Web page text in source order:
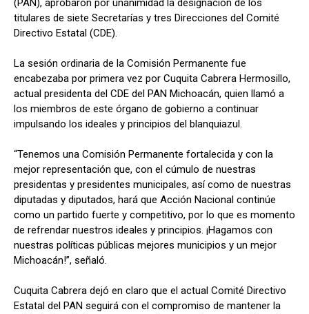
(PAN), aprobaron por unanimidad la designación de los
titulares de siete Secretarías y tres Direcciones del Comité
Directivo Estatal (CDE).
La sesión ordinaria de la Comisión Permanente fue
encabezaba por primera vez por Cuquita Cabrera Hermosillo,
actual presidenta del CDE del PAN Michoacán, quien llamó a
los miembros de este órgano de gobierno a continuar
impulsando los ideales y principios del blanquiazul.
“Tenemos una Comisión Permanente fortalecida y con la
mejor representación que, con el cúmulo de nuestras
presidentas y presidentes municipales, así como de nuestras
diputadas y diputados, hará que Acción Nacional continúe
como un partido fuerte y competitivo, por lo que es momento
de refrendar nuestros ideales y principios. ¡Hagamos con
nuestras políticas públicas mejores municipios y un mejor
Michoacán!”, señaló.
Cuquita Cabrera dejó en claro que el actual Comité Directivo
Estatal del PAN seguirá con el compromiso de mantener la